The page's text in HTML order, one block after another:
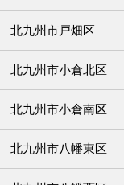
北九州市戸畑区
北九州市小倉北区
北九州市小倉南区
北九州市八幡東区